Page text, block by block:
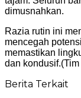
dimusnahkan.
Razia rutin ini
mencegah
memastikan
dan
Berita Terkait